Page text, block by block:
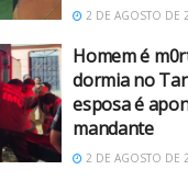
2 DE AGOSTO DE
Homem é
dormia no
esposa é
mandante
2 DE AGOSTO DE